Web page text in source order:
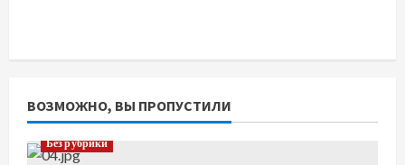
ВОЗМОЖНО, ВЫ ПРОПУСТИЛИ
Без рубрики